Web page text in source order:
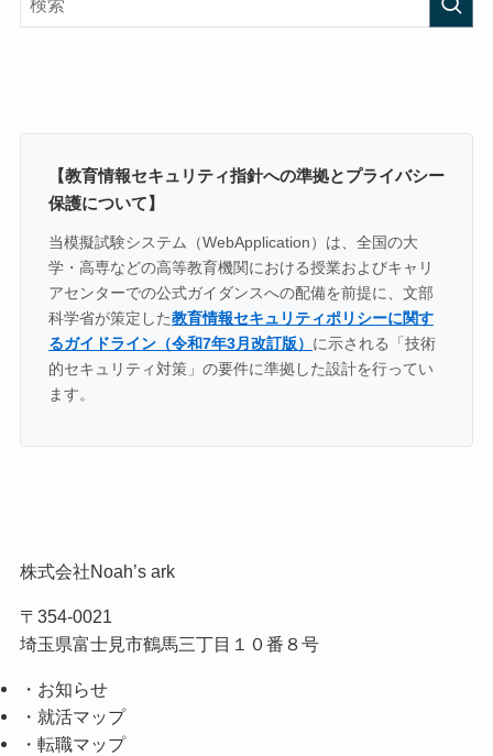
【教育情報セキュリティ指針への準拠とプライバシー
保護について】
当模擬試験システム（WebApplication）は、全国の大
学・高専などの高等教育機関における授業およびキャリ
アセンターでの公式ガイダンスへの配備を前提に、文部
科学省が策定した教育情報セキュリティポリシーに関す
るガイドライン（令和7年3月改訂版） に示される「技術
的セキュリティ対策」の要件に準拠した設計を行ってい
ます。
株式会社Noah’s ark
〒354-0021
埼玉県富士見市鶴馬三丁目１０番８号
・お知らせ
・就活マップ
・転職マップ